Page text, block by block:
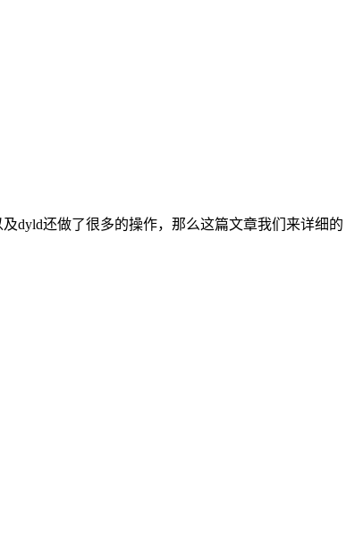
dyld还做了很多的操作，那么这篇文章我们来详细的